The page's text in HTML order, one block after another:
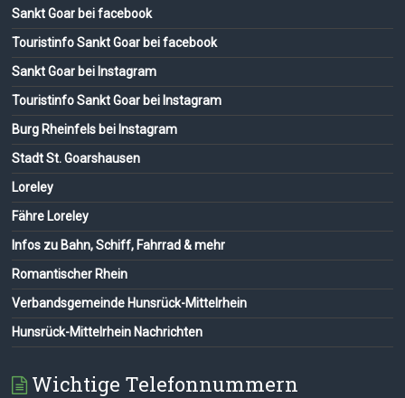
Sankt Goar bei facebook
Touristinfo Sankt Goar bei facebook
Sankt Goar bei Instagram
Touristinfo Sankt Goar bei Instagram
Burg Rheinfels bei Instagram
Stadt St. Goarshausen
Loreley
Fähre Loreley
Infos zu Bahn, Schiff, Fahrrad & mehr
Romantischer Rhein
Verbandsgemeinde Hunsrück-Mittelrhein
Hunsrück-Mittelrhein Nachrichten
Wichtige Telefonnummern